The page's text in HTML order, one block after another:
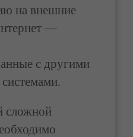
на внешние
—
с другими
сложной